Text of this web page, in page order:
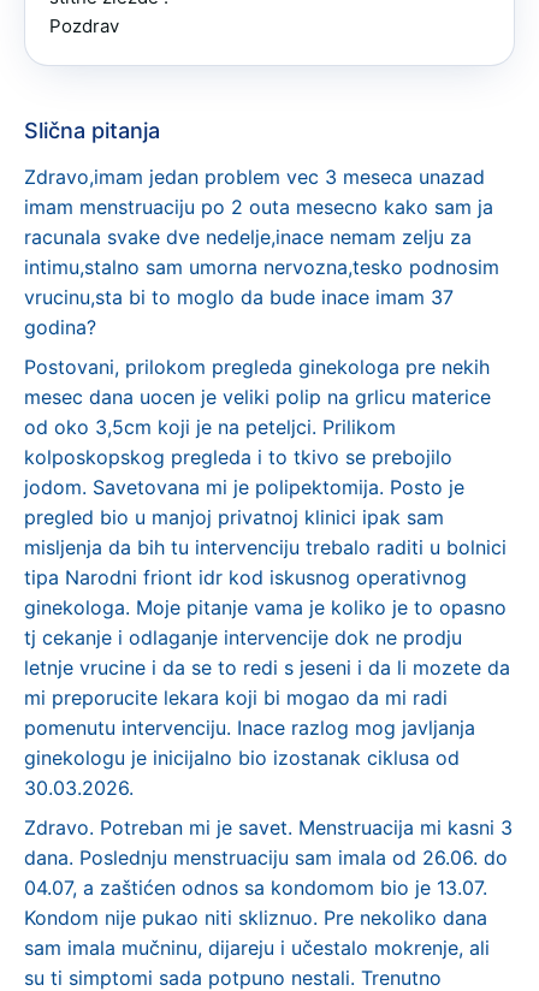
Pozdrav
Slična pitanja
Zdravo,imam jedan problem vec 3 meseca unazad
imam menstruaciju po 2 outa mesecno kako sam ja
racunala svake dve nedelje,inace nemam zelju za
intimu,stalno sam umorna nervozna,tesko podnosim
vrucinu,sta bi to moglo da bude inace imam 37
godina?
Postovani, prilokom pregleda ginekologa pre nekih
mesec dana uocen je veliki polip na grlicu materice
od oko 3,5cm koji je na peteljci. Prilikom
kolposkopskog pregleda i to tkivo se prebojilo
jodom. Savetovana mi je polipektomija. Posto je
pregled bio u manjoj privatnoj klinici ipak sam
misljenja da bih tu intervenciju trebalo raditi u bolnici
tipa Narodni friont idr kod iskusnog operativnog
ginekologa. Moje pitanje vama je koliko je to opasno
tj cekanje i odlaganje intervencije dok ne prodju
letnje vrucine i da se to redi s jeseni i da li mozete da
mi preporucite lekara koji bi mogao da mi radi
pomenutu intervenciju. Inace razlog mog javljanja
ginekologu je inicijalno bio izostanak ciklusa od
30.03.2026.
Zdravo. Potreban mi je savet. Menstruacija mi kasni 3
dana. Poslednju menstruaciju sam imala od 26.06. do
04.07, a zaštićen odnos sa kondomom bio je 13.07.
Kondom nije pukao niti skliznuo. Pre nekoliko dana
sam imala mučninu, dijareju i učestalo mokrenje, ali
su ti simptomi sada potpuno nestali. Trenutno